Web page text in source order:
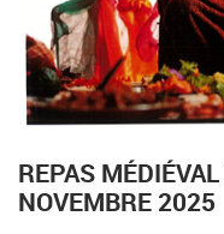
REPAS
NOVEMBRE 2025